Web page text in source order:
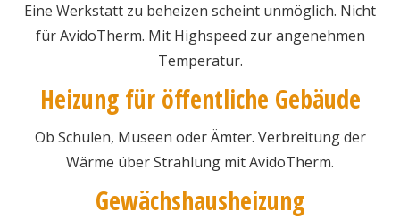
Eine Werkstatt zu beheizen scheint unmöglich. Nicht
für AvidoTherm. Mit Highspeed zur angenehmen
Temperatur.
Heizung für öffentliche Gebäude
Ob Schulen, Museen oder Ämter. Verbreitung der
Wärme über Strahlung mit AvidoTherm.
Gewächshausheizung